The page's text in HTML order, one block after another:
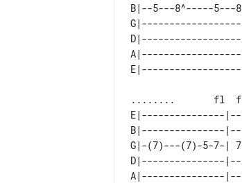
B|--5---8^-----
........       fl
E|---------------
B|---------------
G|-(7)---(7)-5-7-|
D|---------------
A|---------------